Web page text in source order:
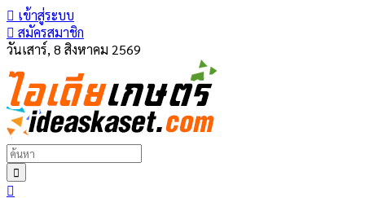
เข้าสู่ระบบ
สมัครสมาชิก
วันเสาร์, 8 สิงหาคม 2569